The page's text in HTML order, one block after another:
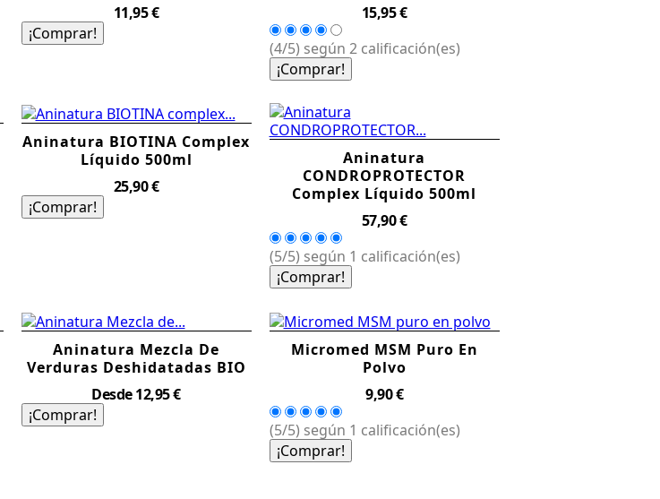
Precio
11,95 €
¡Comprar!
Precio
15,95 €
(4/5) según 2 calificación(es)
¡Comprar!
Aninatura BIOTINA Complex
Líquido 500ml
Precio
25,90 €
¡Comprar!
Aninatura
CONDROPROTECTOR
Complex Líquido 500ml
Precio
57,90 €
(5/5) según 1 calificación(es)
¡Comprar!
Aninatura Mezcla De
Verduras Deshidatadas BIO
DesdePrecio
12,95 €
¡Comprar!
Micromed MSM Puro En
Polvo
Precio
9,90 €
(5/5) según 1 calificación(es)
¡Comprar!